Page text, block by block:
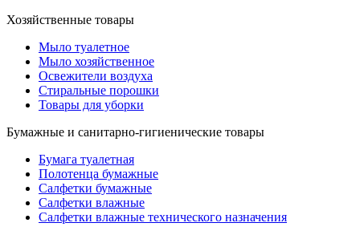
Хозяйственные товары
Мыло туалетное
Мыло хозяйственное
Освежители воздуха
Стиральные порошки
Товары для уборки
Бумажные и санитарно-гигиенические товары
Бумага туалетная
Полотенца бумажные
Салфетки бумажные
Салфетки влажные
Салфетки влажные технического назначения